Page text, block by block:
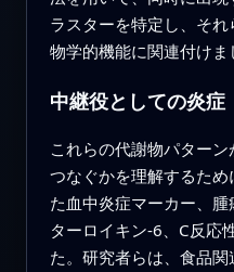
ラスターを特定し、そ
物学的機能に関連付けま
中継役としての炎症
これらの代謝物パター
つなぐかを理解するた
た血中炎症マーカー、
ターロイキン-6、C反応
た。研究者らは、食品